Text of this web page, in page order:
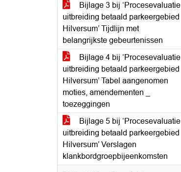
Bijlage 3 bij ‘Procesevaluatie
uitbreiding betaald parkeergebied
Hilversum’ Tijdlijn met
belangrijkste gebeurtenissen
Bijlage 4 bij ‘Procesevaluatie
uitbreiding betaald parkeergebied
Hilversum’ Tabel aangenomen
moties, amendementen _
toezeggingen
Bijlage 5 bij ‘Procesevaluatie
uitbreiding betaald parkeergebied
Hilversum’ Verslagen
klankbordgroepbijeenkomsten